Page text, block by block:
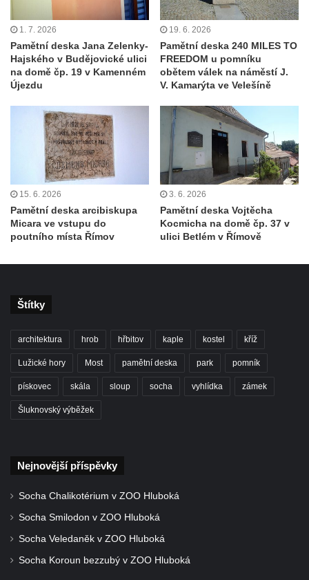
Pamětní deska Josefa II. na Císařském
kameni
Pamětní deska Františka Schwarze na
domě čp. 42 v Perštýnské ulici v
Pardubicích
Pamětní deska Karla Kryla na ulici 1. máje v
Olomouci
Pamětní deska Věnceslava Metelky na
budově banky v Palackého ulici v Náchodě
Pamětní deska Josefa Regnera-
Havlovického na bývalém děkanství v ulici
Regnerovy sady v Náchodě
Pamětní deska Josefa Kajetána Tyla na
Pamětní deska evangelického kostela
(Centra setkávání) v Dolní Poustevně
Pamětní deska Augustina Podoláka v
Pamětní deska Vinařsko-ovocnářské školy
Pamětní deska prvního mimopražského
provedení Prodané nevěsty na domě U
Zlatého hroznu v Mělníku
Pamětní deska Vladimíra Veselého v
1. 7. 2026
Pamětní deska Jana Zelenky-
Hajského v Budějovické ulici
na domě čp. 19 v Kamenném
Újezdu
19. 6. 2026
Pamětní deska 240 MILES TO
FREEDOM u pomníku
obětem válek na náměstí J.
V. Kamarýta ve Velešíně
15. 6. 2026
Pamětní deska arcibiskupa
Micara ve vstupu do
poutního místa Římov
3. 6. 2026
Pamětní deska Vojtěcha
Kocmicha na domě čp. 37 v
ulici Betlém v Římově
Štítky
architektura hrob hřbitov kaple kostel kříž
Lužické hory Most pamětní deska park pomník
pískovec skála sloup socha vyhlídka zámek
Šluknovský výběžek
Nejnovější příspěvky
Socha Chalikotérium v ZOO Hluboká
Socha Smilodon v ZOO Hluboká
Socha Veledaněk v ZOO Hluboká
Socha Koroun bezzubý v ZOO Hluboká